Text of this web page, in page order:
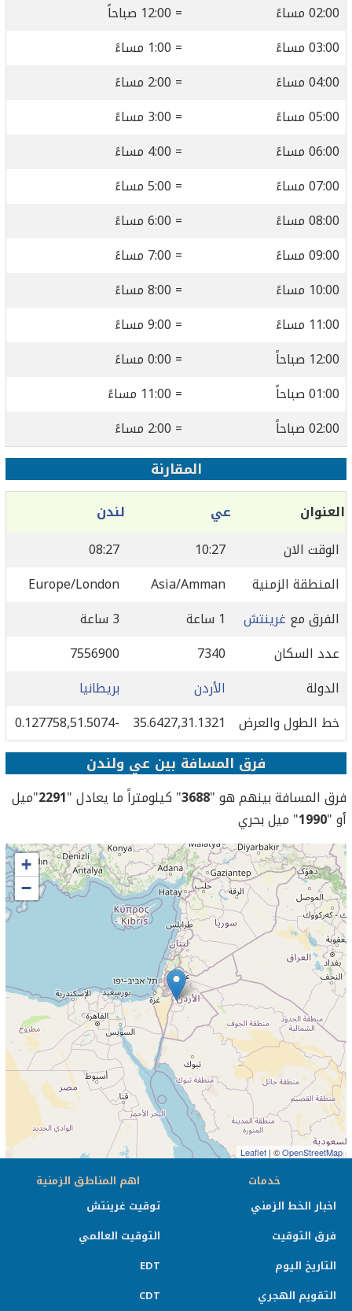
02:00 مساءً
= 12:00 صباحاً
03:00 مساءً
= 1:00 مساءً
04:00 مساءً
= 2:00 مساءً
05:00 مساءً
= 3:00 مساءً
06:00 مساءً
= 4:00 مساءً
07:00 مساءً
= 5:00 مساءً
08:00 مساءً
= 6:00 مساءً
09:00 مساءً
= 7:00 مساءً
10:00 مساءً
= 8:00 مساءً
11:00 مساءً
= 9:00 مساءً
12:00 صباحاً
= 0:00 مساءً
01:00 صباحاً
= 11:00 مساءً
02:00 صباحاً
= 2:00 مساءً
المقارنة
العنوان عي
لندن
الوقت الان
10:27
08:27
المنطقة الزمنية
Asia/Amman
Europe/London
الفرق مع غرينتش 1 ساعة
3 ساعة
عدد السكان
7340
7556900
الدولة
الأردن
بريطانيا
خط الطول والعرض
35.6427,31.1321
-0.127758,51.5074
فرق المسافة بين عي ولندن
فرق المسافة بينهم هو "3688" كيلومتراً ما يعادل "2291"ميل
أو "1990" ميل بحري
+
−
Leaflet | ©OpenStreetMap
خدمات
اخبار الخط الزمني
فرق التوقيت
التاريخ اليوم
التقويم الهجري
اهم المناطق الزمنية
توقيت غرينتش
التوقيت العالمي
EDT
CDT